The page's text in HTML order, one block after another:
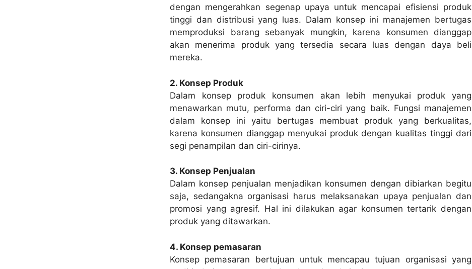
dengan mengerahkan segenap upaya untuk mencapai efisiensi produk
tinggi dan distribusi yang luas. Dalam konsep ini manajemen bertugas
memproduksi barang sebanyak mungkin, karena konsumen dianggap
akan menerima produk yang tersedia secara luas dengan daya beli
mereka.
2. Konsep Produk
Dalam konsep produk konsumen akan lebih menyukai produk yang
menawarkan mutu, performa dan ciri-ciri yang baik. Fungsi manajemen
dalam konsep ini yaitu bertugas membuat produk yang berkualitas,
karena konsumen dianggap menyukai produk dengan kualitas tinggi dari
segi penampilan dan ciri-cirinya.
3. Konsep Penjualan
Dalam konsep penjualan menjadikan konsumen dengan dibiarkan begitu
saja, sedangakna organisasi harus melaksanakan upaya penjualan dan
promosi yang agresif. Hal ini dilakukan agar konsumen tertarik dengan
produk yang ditawarkan.
4. Konsep pemasaran
Konsep pemasaran bertujuan untuk mencapau tujuan organisasi yang